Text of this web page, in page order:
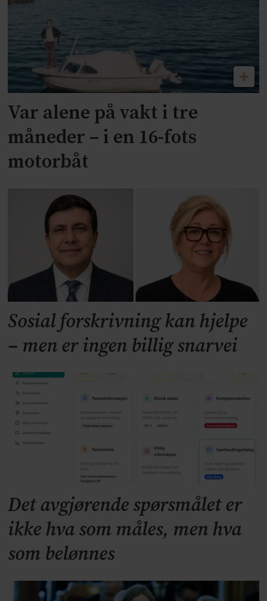
Var alene på vakt i tre
måneder – i en 16-fots
motorbåt
Sosial forskrivning kan hjelpe
– men er ingen billig snarvei
Det avgjørende spørsmålet er
ikke hva som måles, men hva
som belønnes